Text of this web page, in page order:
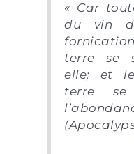
« Car
du vin
terre se
elle; et
terre